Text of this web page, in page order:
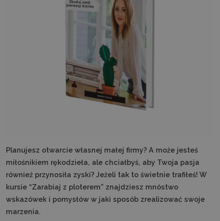
Planujesz otwarcie własnej małej firmy? A może jesteś
miłośnikiem rękodzieła, ale chciałbyś, aby Twoja pasja
również przynosiła zyski? Jeżeli tak to świetnie trafiłeś! W
kursie “Zarabiaj z ploterem” znajdziesz mnóstwo
wskazówek i pomysłów w jaki sposób zrealizować swoje
marzenia.